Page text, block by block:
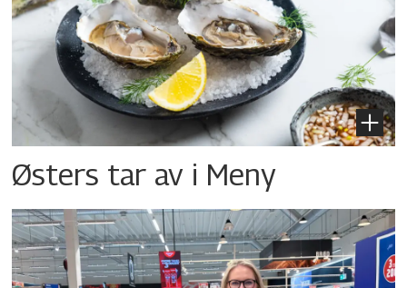
Østers tar av i Meny